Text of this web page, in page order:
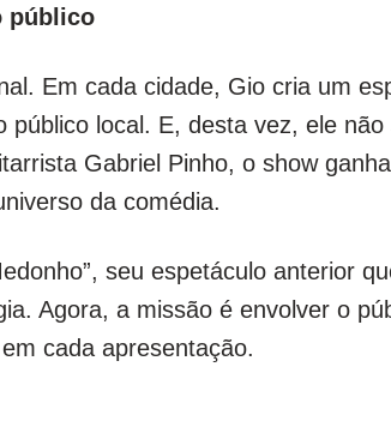
público
Em cada cidade, Gio cria um
local. E, desta vez, ele
Gabriel Pinho, o show
da comédia.
seu espetáculo anterior
Agora, a missão é envolver o
cada apresentação.